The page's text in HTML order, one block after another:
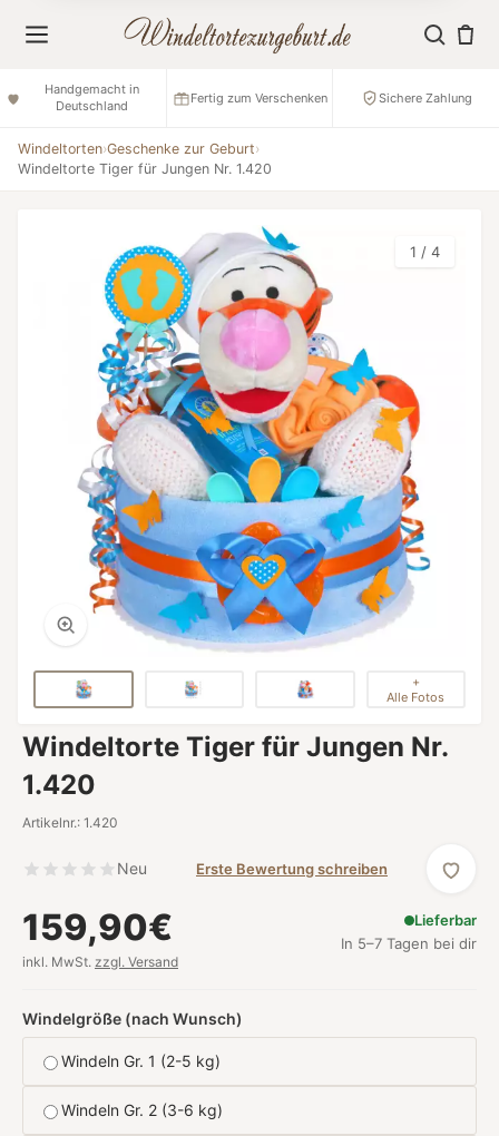
Handgemacht in
Deutschland
Fertig zum Verschenken Sichere Zahlung
Windeltorten›Geschenke zur Geburt›
Windeltorte Tiger für Jungen Nr. 1.420
1 / 4
+
Alle Fotos
Windeltorte Tiger für Jungen Nr.
1.420
Artikelnr.: 1.420
Neu Erste Bewertung schreiben
159,90€
inkl. MwSt. zzgl. Versand
Lieferbar
In 5–7 Tagen bei dir
Windelgröße (nach Wunsch)
Windeln Gr. 1 (2-5 kg)
Windeln Gr. 2 (3-6 kg)